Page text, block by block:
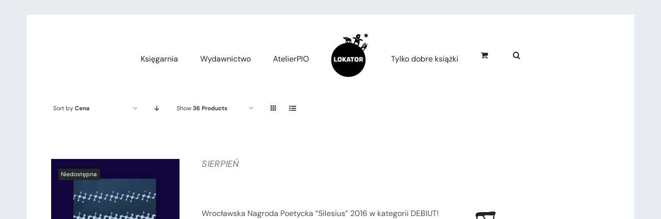
Księgarnia
Wydawnictwo AtelierPIO Tylko dobre książki
Sort byCena Show36 Products
SIERPIEŃ
Wrocławska Nagroda Poetycka “Silesius” 2016 w kategorii DEBIUT!